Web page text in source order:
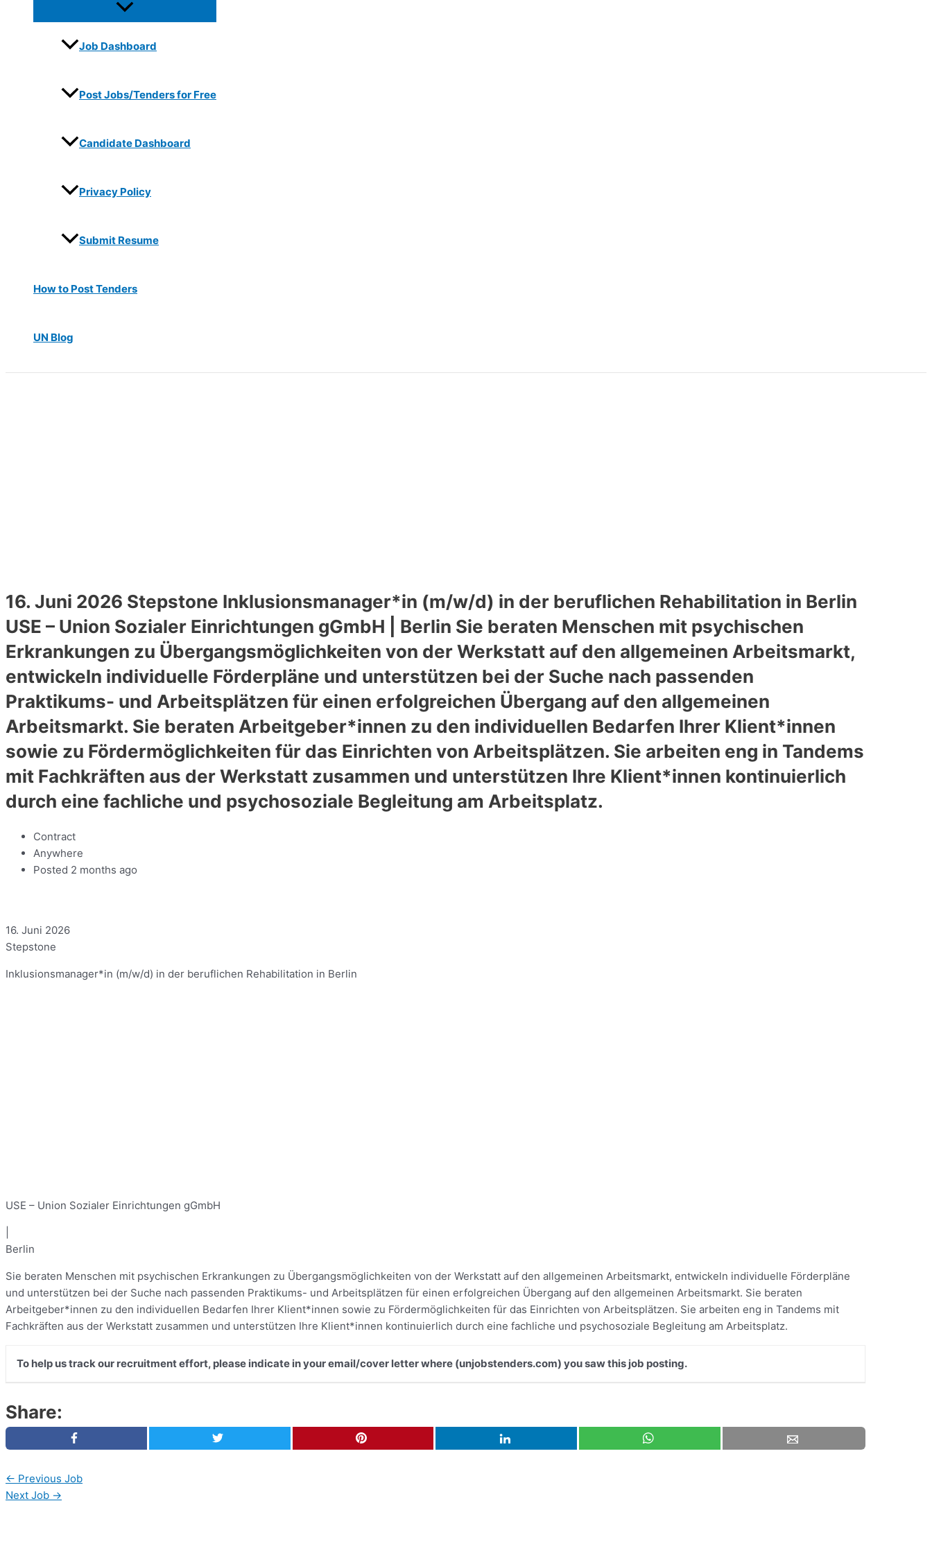
Job Dashboard
Post Jobs/Tenders for Free
Candidate Dashboard
Privacy Policy
Submit Resume
How to Post Tenders
UN Blog
16. Juni 2026 Stepstone Inklusionsmanager*in (m/w/d) in der beruflichen Rehabilitation in Berlin
USE – Union Sozialer Einrichtungen gGmbH | Berlin Sie beraten Menschen mit psychischen
Erkrankungen zu Übergangsmöglichkeiten von der Werkstatt auf den allgemeinen Arbeitsmarkt,
entwickeln individuelle Förderpläne und unterstützen bei der Suche nach passenden
Praktikums- und Arbeitsplätzen für einen erfolgreichen Übergang auf den allgemeinen
Arbeitsmarkt. Sie beraten Arbeitgeber*innen zu den individuellen Bedarfen Ihrer Klient*innen
sowie zu Fördermöglichkeiten für das Einrichten von Arbeitsplätzen. Sie arbeiten eng in Tandems
mit Fachkräften aus der Werkstatt zusammen und unterstützen Ihre Klient*innen kontinuierlich
durch eine fachliche und psychosoziale Begleitung am Arbeitsplatz.
Contract
Anywhere
Posted 2 months ago
16. Juni 2026
Stepstone
Inklusionsmanager*in (m/w/d) in der beruflichen Rehabilitation in Berlin
USE – Union Sozialer Einrichtungen gGmbH
Berlin
Sie beraten Menschen mit psychischen Erkrankungen zu Übergangsmöglichkeiten von der Werkstatt auf den allgemeinen Arbeitsmarkt, entwickeln individuelle Förderpläne
und unterstützen bei der Suche nach passenden Praktikums- und Arbeitsplätzen für einen erfolgreichen Übergang auf den allgemeinen Arbeitsmarkt. Sie beraten
Arbeitgeber*innen zu den individuellen Bedarfen Ihrer Klient*innen sowie zu Fördermöglichkeiten für das Einrichten von Arbeitsplätzen. Sie arbeiten eng in Tandems mit
Fachkräften aus der Werkstatt zusammen und unterstützen Ihre Klient*innen kontinuierlich durch eine fachliche und psychosoziale Begleitung am Arbeitsplatz.
To help us track our recruitment effort, please indicate in your email/cover letter where (unjobstenders.com) you saw this job posting.
Share:
← Previous Job
Next Job →